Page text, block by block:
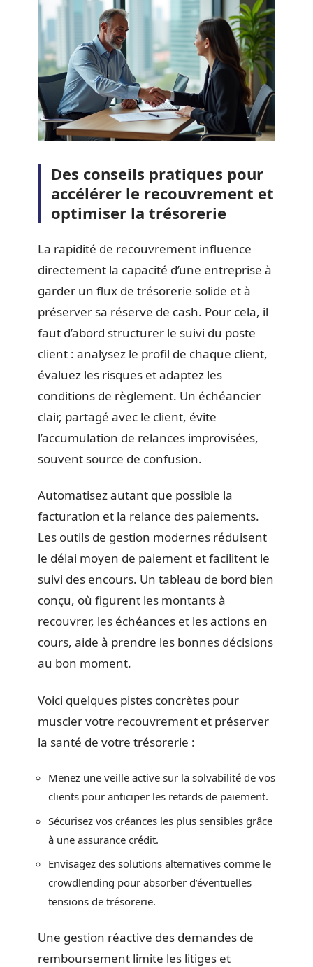
Des conseils pratiques pour
accélérer le recouvrement et
optimiser la trésorerie
La rapidité de recouvrement influence
directement la capacité d’une entreprise à
garder un flux de trésorerie solide et à
préserver sa réserve de cash. Pour cela, il
faut d’abord structurer le suivi du poste
client : analysez le profil de chaque client,
évaluez les risques et adaptez les
conditions de règlement. Un échéancier
clair, partagé avec le client, évite
l’accumulation de relances improvisées,
souvent source de confusion.
Automatisez autant que possible la
facturation et la relance des paiements.
Les outils de gestion modernes réduisent
le délai moyen de paiement et facilitent le
suivi des encours. Un tableau de bord bien
conçu, où figurent les montants à
recouvrer, les échéances et les actions en
cours, aide à prendre les bonnes décisions
au bon moment.
Voici quelques pistes concrètes pour
muscler votre recouvrement et préserver
la santé de votre trésorerie :
Menez une veille active sur la solvabilité de vos
clients pour anticiper les retards de paiement.
Sécurisez vos créances les plus sensibles grâce
à une assurance crédit.
Envisagez des solutions alternatives comme le
crowdlending pour absorber d’éventuelles
tensions de trésorerie.
Une gestion réactive des demandes de
remboursement limite les litiges et